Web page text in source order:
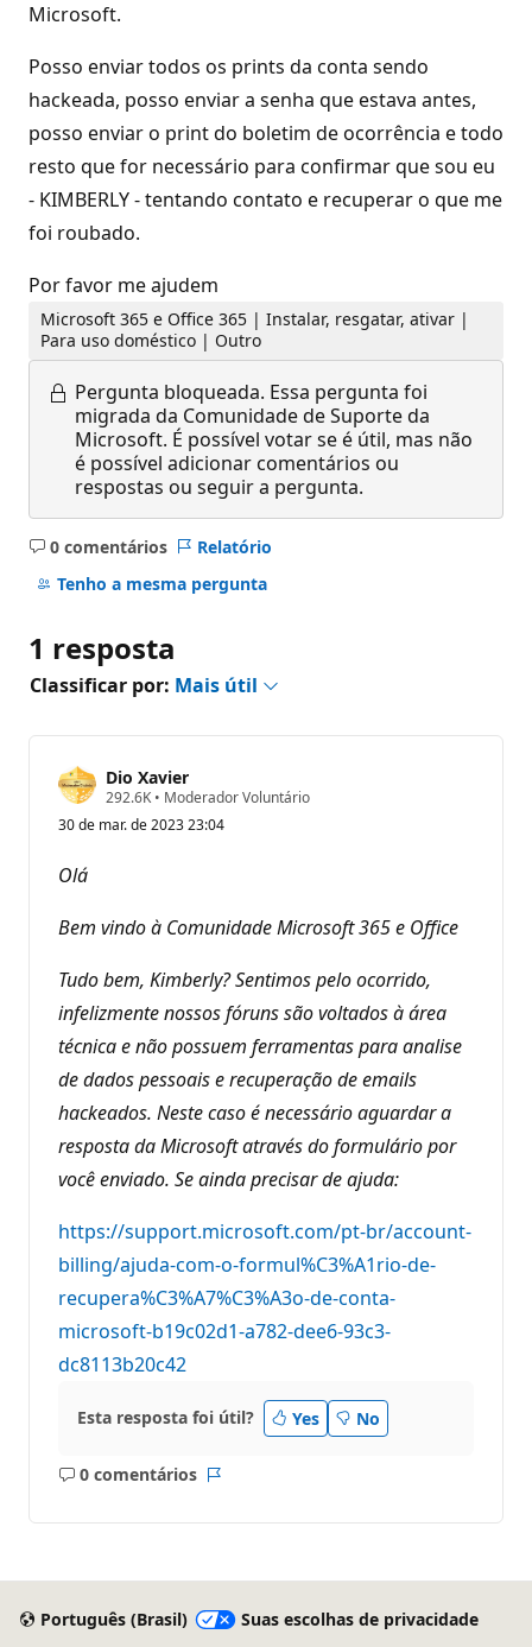
Microsoft.
Posso enviar todos os prints da conta sendo
hackeada, posso enviar a senha que estava antes,
posso enviar o print do boletim de ocorrência e todo
resto que for necessário para confirmar que sou eu
- KIMBERLY - tentando contato e recuperar o que me
foi roubado.
Por favor me ajudem
Microsoft 365 e Office 365 | Instalar, resgatar, ativar |
Para uso doméstico | Outro
Pergunta bloqueada. Essa pergunta foi
migrada da Comunidade de Suporte da
Microsoft. É possível votar se é útil, mas não
é possível adicionar comentários ou
respostas ou seguir a pergunta.
0 comentários
Sem
comentários
Relatório
Tenho a mesma pergunta
1 resposta
Classificar por: Mais útil
Dio Xavier
292.6K P
n
e
r
p
u
t
ç
o
• Moderador Voluntário
30 de mar. de 2023 23:04
Olá
Bem vindo à Comunidade Microsoft 365 e Office
Tudo bem, Kimberly? Sentimos pelo ocorrido,
infelizmente nossos fóruns são voltados à área
técnica e não possuem ferramentas para analise
de dados pessoais e recuperação de emails
hackeados. Neste caso é necessário aguardar a
resposta da Microsoft através do formulário por
você enviado. Se ainda precisar de ajuda:
https://support.microsoft.com/pt-br/account-
billing/ajuda-com-o-formul%C3%A1rio-de-
recupera%C3%A7%C3%A3o-de-conta-
microsoft-b19c02d1-a782-dee6-93c3-
dc8113b20c42
Esta resposta foi útil? Yes No
0 comentários
Sem
Português (Brasil)
Suas escolhas de privacidade